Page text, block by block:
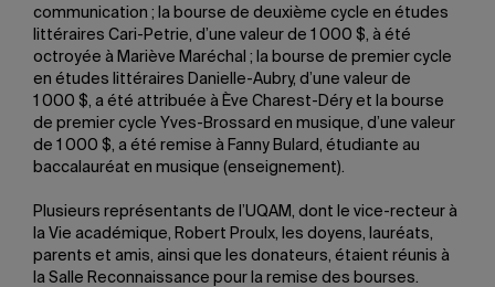
communication ; la bourse de deuxième cycle en études
littéraires Cari-Petrie, d’une valeur de 1 000 $, à été
octroyée à Mariève Maréchal ; la bourse de premier cycle
en études littéraires Danielle-Aubry, d’une valeur de
1 000 $, a été attribuée à Ève Charest-Déry et la bourse
de premier cycle Yves-Brossard en musique, d’une valeur
de 1 000 $, a été remise à Fanny Bulard, étudiante au
baccalauréat en musique (enseignement).
Plusieurs représentants de l’UQAM, dont le vice-recteur à
la Vie académique, Robert Proulx, les doyens, lauréats,
parents et amis, ainsi que les donateurs, étaient réunis à
la Salle Reconnaissance pour la remise des bourses.